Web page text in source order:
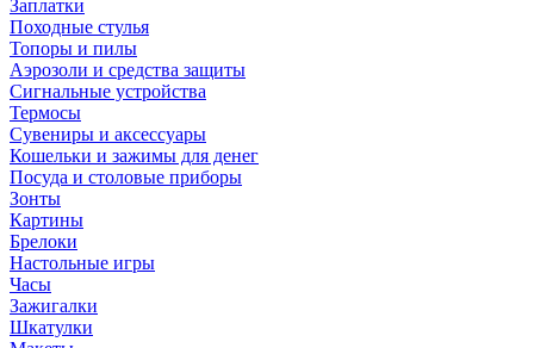
Заплатки
Походные стулья
Топоры и пилы
Аэрозоли и средства защиты
Сигнальные устройства
Термосы
Сувениры и аксессуары
Кошельки и зажимы для денег
Посуда и столовые приборы
Зонты
Картины
Брелоки
Настольные игры
Часы
Зажигалки
Шкатулки